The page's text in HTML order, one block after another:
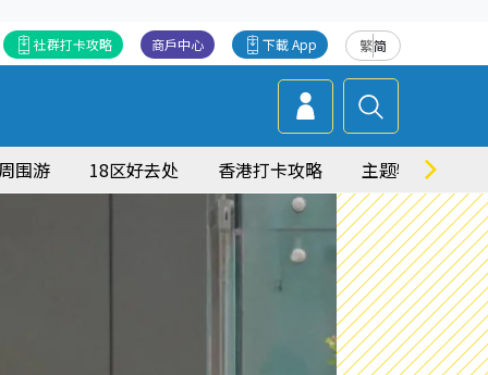
繁简
下載 App
商戶中心
社群打卡攻略
围游 18区好去处 香港打卡攻略 主题特集